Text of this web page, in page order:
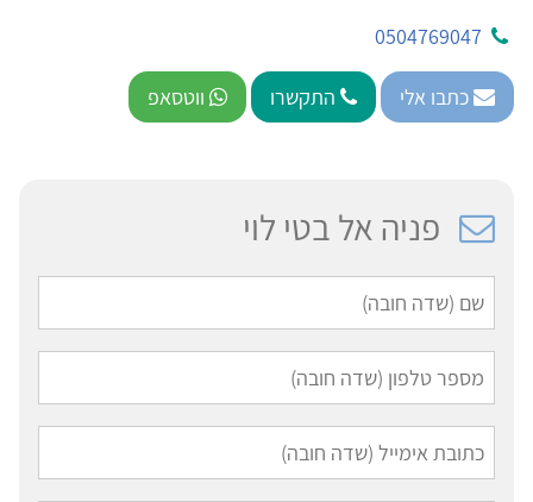
0504769047
כתבו אלי התקשרו ווטסאפ
פניה אל בטי לוי